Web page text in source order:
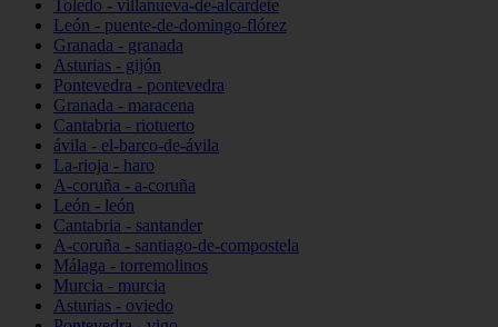
Toledo - villanueva-de-alcardete
León - puente-de-domingo-flórez
Granada - granada
Asturias - gijón
Pontevedra - pontevedra
Granada - maracena
Cantabria - riotuerto
ávila - el-barco-de-ávila
La-rioja - haro
A-coruña - a-coruña
León - león
Cantabria - santander
A-coruña - santiago-de-compostela
Málaga - torremolinos
Murcia - murcia
Asturias - oviedo